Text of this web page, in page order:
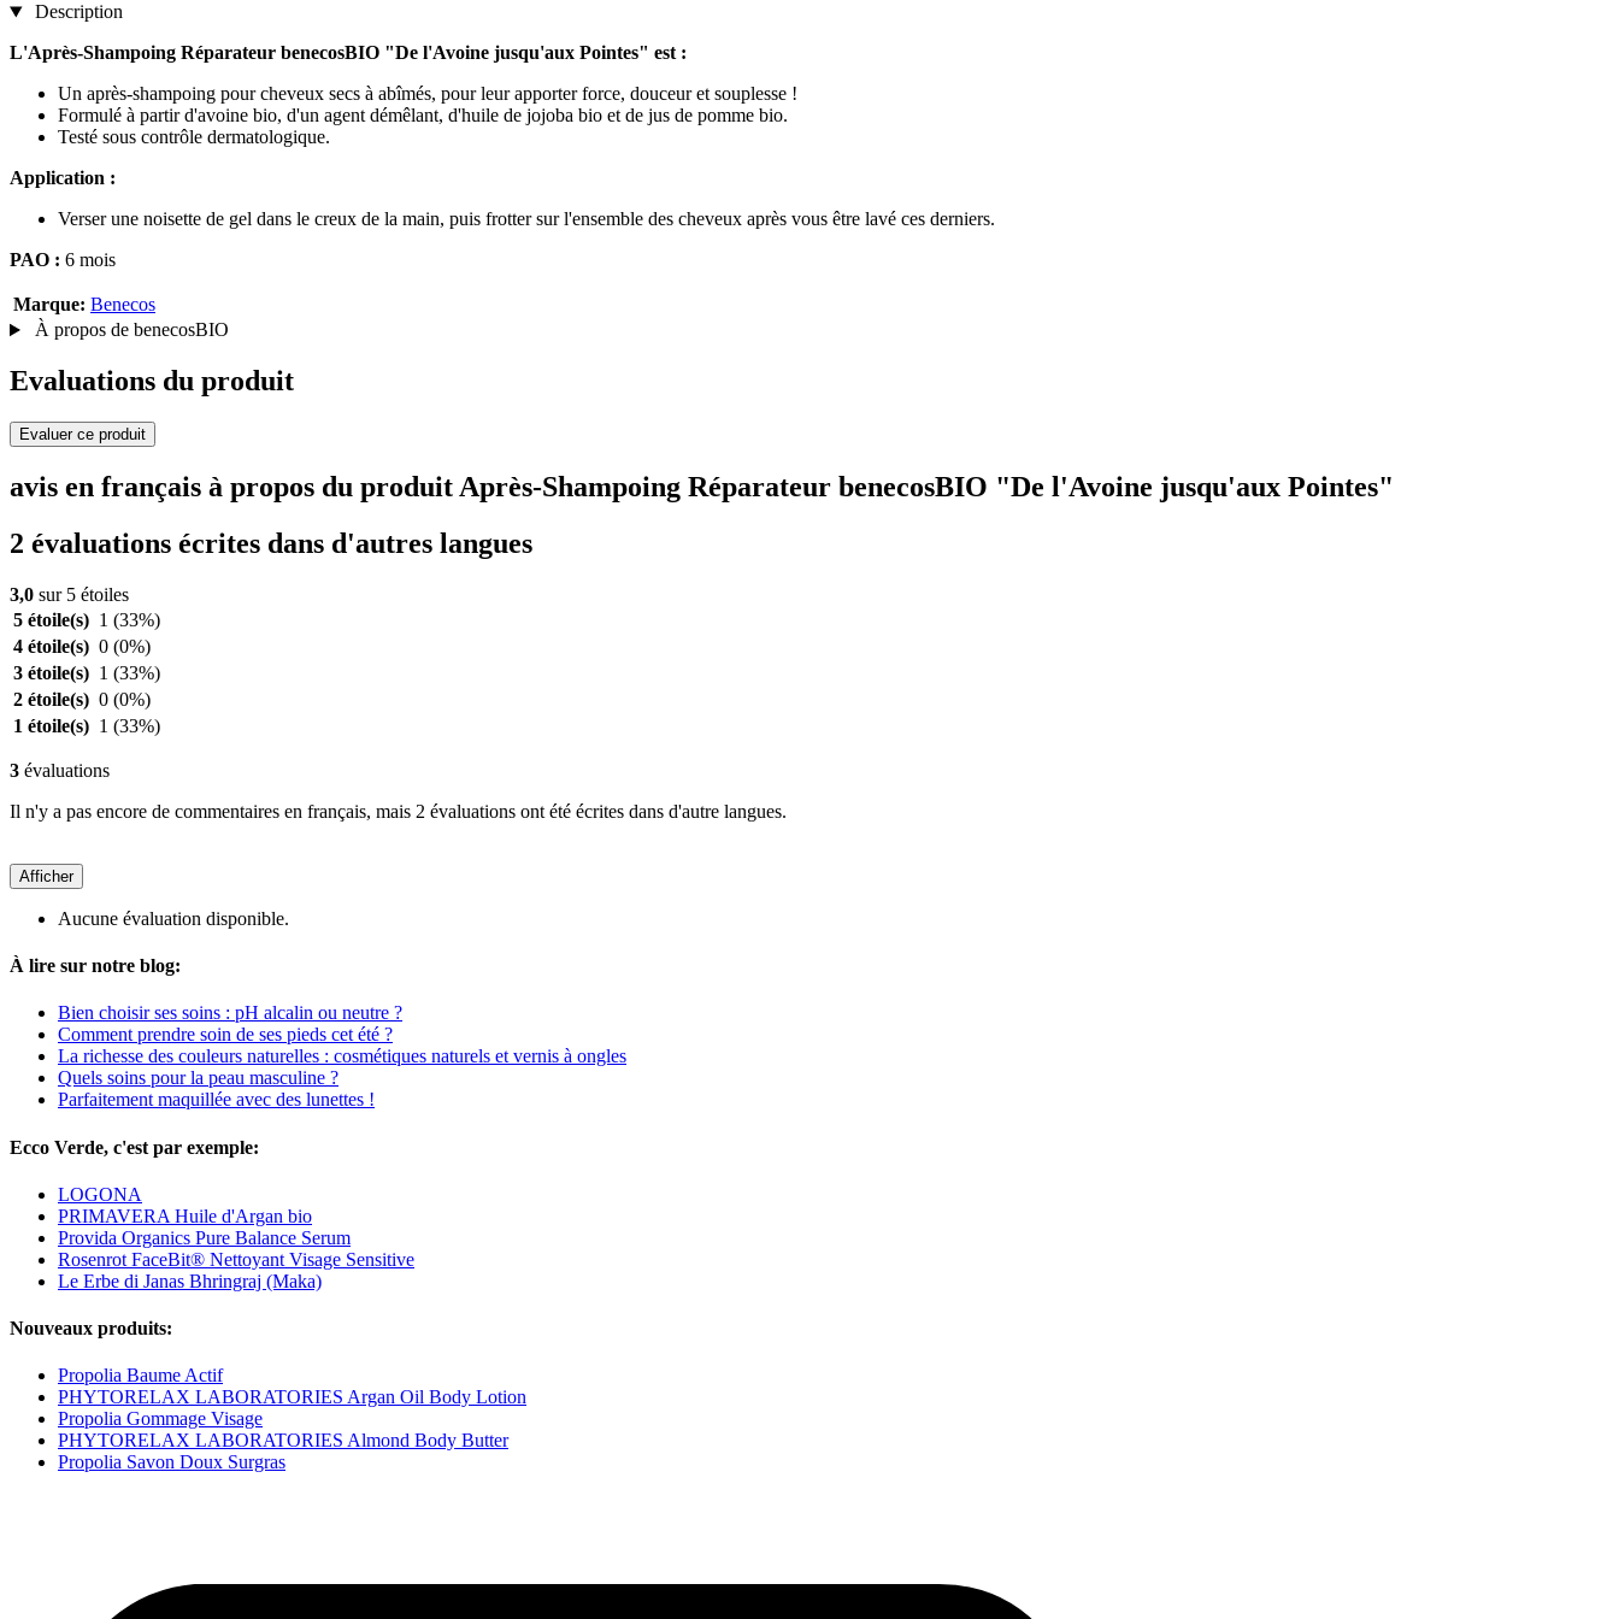
Description
L'Après-Shampoing Réparateur benecosBIO "De l'Avoine jusqu'aux Pointes" est :
Un après-shampoing pour cheveux secs à abîmés, pour leur apporter force, douceur et souplesse !
Formulé à partir d'avoine bio, d'un agent démêlant, d'huile de jojoba bio et de jus de pomme bio.
Testé sous contrôle dermatologique.
Application :
Verser une noisette de gel dans le creux de la main, puis frotter sur l'ensemble des cheveux après vous être lavé ces derniers.
PAO : 6 mois
Marque: Benecos
À propos de benecosBIO
Evaluations du produit
Evaluer ce produit
avis en français à propos du produit Après-Shampoing Réparateur benecosBIO "De l'Avoine jusqu'aux Pointes"
2 évaluations écrites dans d'autres langues
3,0 sur 5 étoiles
5 étoile(s) 1 (33%)
4 étoile(s) 0 (0%)
3 étoile(s) 1 (33%)
2 étoile(s) 0 (0%)
1 étoile(s) 1 (33%)
3 évaluations
Il n'y a pas encore de commentaires en français, mais 2 évaluations ont été écrites dans d'autre langues.
Afficher
Aucune évaluation disponible.
À lire sur notre blog:
Bien choisir ses soins : pH alcalin ou neutre ?
Comment prendre soin de ses pieds cet été ?
La richesse des couleurs naturelles : cosmétiques naturels et vernis à ongles
Quels soins pour la peau masculine ?
Parfaitement maquillée avec des lunettes !
Ecco Verde, c'est par exemple:
LOGONA
PRIMAVERA Huile d'Argan bio
Provida Organics Pure Balance Serum
Rosenrot FaceBit® Nettoyant Visage Sensitive
Le Erbe di Janas Bhringraj (Maka)
Nouveaux produits:
Propolia Baume Actif
PHYTORELAX LABORATORIES Argan Oil Body Lotion
Propolia Gommage Visage
PHYTORELAX LABORATORIES Almond Body Butter
Propolia Savon Doux Surgras